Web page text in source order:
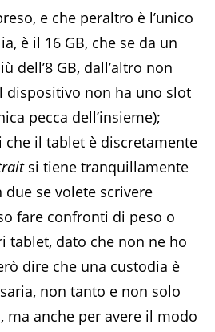
e che peraltro è l’unico
è il 16 GB, che se da un
dell’8 GB, dall’altro non
dispositivo non ha uno slot
pecca dell’insieme);
il tablet è discretamente
si tiene tranquillamente
se volete scrivere
fare confronti di peso o
tablet, dato che non ne ho
dire che una custodia è
non tanto e non solo
ma anche per avere il modo